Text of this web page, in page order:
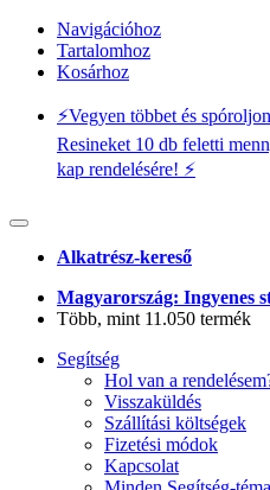
Navigációhoz
Tartalomhoz
Kosárhoz
⚡️Vegyen többet és
Resineket 10 db feletti
kap rendelésére! ⚡️
Alkatrész-kereső
Magyarország: Ingyenes
Több, mint 11.050 termék
Segítség
Hol van a
Visszaküldés
Szállítási költségek
Fizetési módok
Kapcsolat